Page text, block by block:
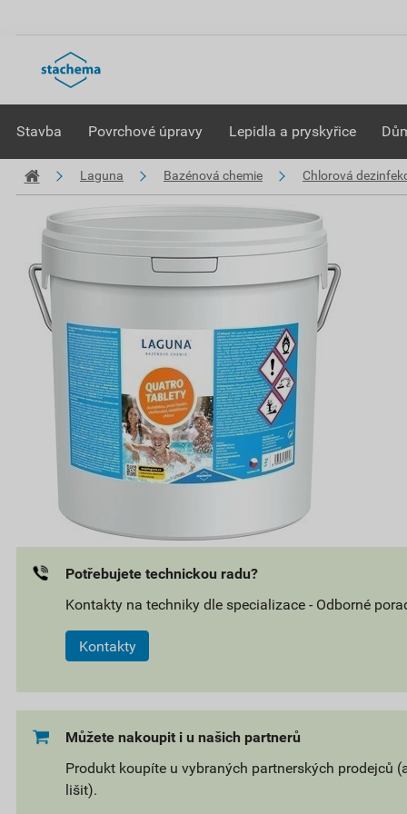
Stavba Povrchové úpravy Lepidla a pryskyřice
Laguna Bazénová chemie Chlorová
Potřebujete technickou radu?
Kontakty na techniky dle specializace - Odborné
Kontakty
Můžete nakoupit i u našich partnerů
Produkt koupíte u vybraných partnerských prodejců
lišit).